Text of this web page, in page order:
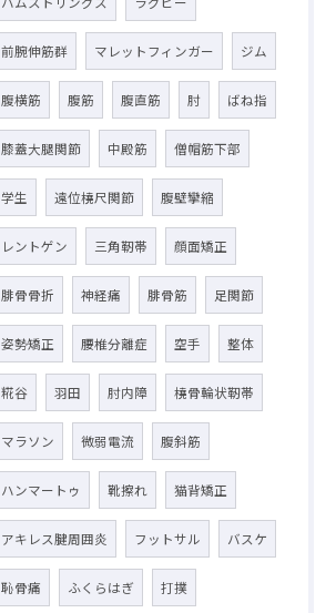
前腕伸筋群 マレットフィンガー ジム
腹横筋 腹筋 腹直筋 肘 ばね指
膝蓋大腿関節 中殿筋 僧帽筋下部
学生 遠位橈尺関節 腹壁攣縮
レントゲン 三角靭帯 顔面矯正
腓骨骨折 神経痛 腓骨筋 足関節
姿勢矯正 腰椎分離症 空手 整体
糀谷 羽田 肘内障 橈骨輪状靭帯
マラソン 微弱電流 腹斜筋
ハンマートゥ 靴擦れ 猫背矯正
アキレス腱周囲炎 フットサル バスケ
恥骨痛 ふくらはぎ 打撲